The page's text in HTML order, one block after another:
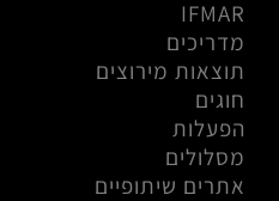
IFMAR
מדריכים
תוצאות מירוצים
חוגים
הפעלות
מסלולים
אתרים שיתופיים